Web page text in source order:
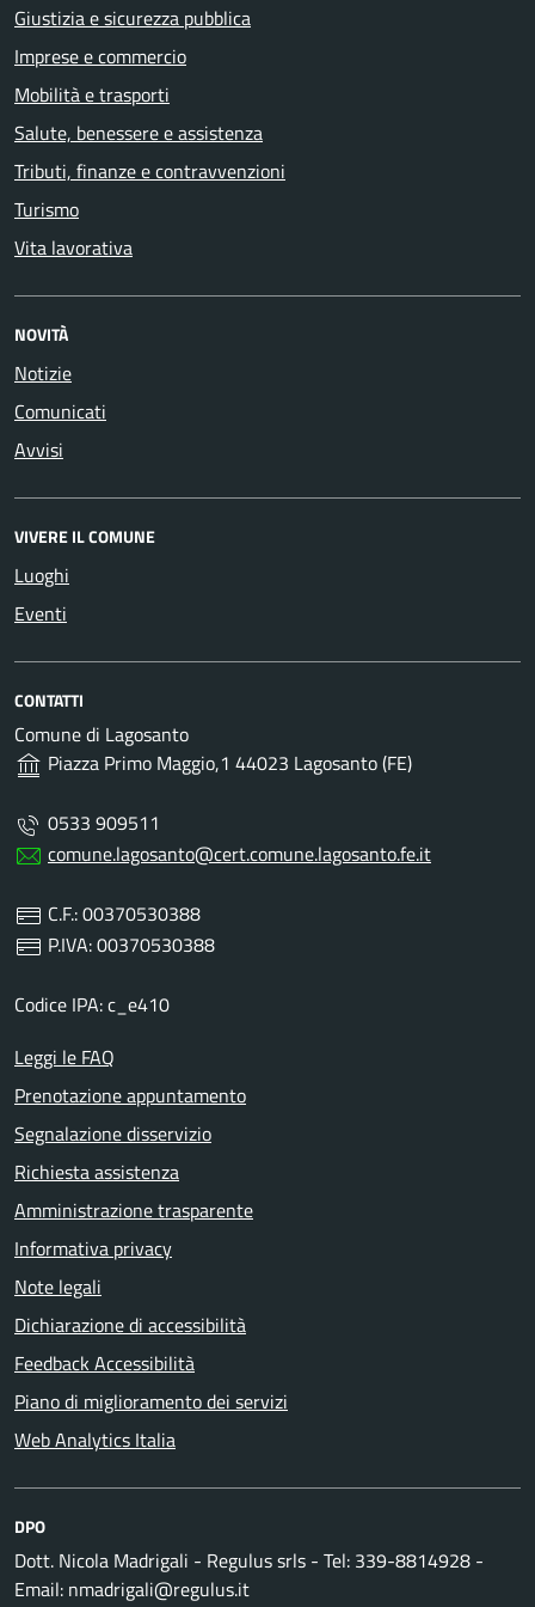
Giustizia e sicurezza pubblica
Imprese e commercio
Mobilità e trasporti
Salute, benessere e assistenza
Tributi, finanze e contravvenzioni
Turismo
Vita lavorativa
NOVITÀ
Notizie
Comunicati
Avvisi
VIVERE IL COMUNE
Luoghi
Eventi
CONTATTI
Comune di Lagosanto
Piazza Primo Maggio,1 44023 Lagosanto (FE)
0533 909511
comune.lagosanto@cert.comune.lagosanto.fe.it
C.F.: 00370530388
P.IVA: 00370530388
Codice IPA: c_e410
Leggi le FAQ
Prenotazione appuntamento
Segnalazione disservizio
Richiesta assistenza
Amministrazione trasparente
Informativa privacy
Note legali
Dichiarazione di accessibilità
Feedback Accessibilità
Piano di miglioramento dei servizi
Web Analytics Italia
DPO
Dott. Nicola Madrigali - Regulus srls - Tel: 339-8814928 -
Email: nmadrigali@regulus.it